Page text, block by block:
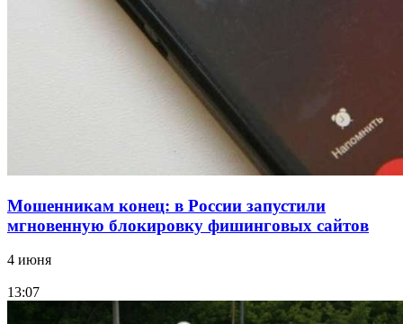
Волгоградские компании нарастили экспорт:
заключены контракты на 3,6 млн долларов
Мошенникам конец: в России запустили
мгновенную блокировку фишинговых сайтов
4 июня
13:07